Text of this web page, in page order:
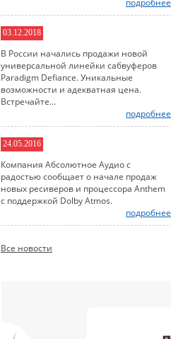
подробнее
03.12.2018
В России начались продажи новой
универсальной линейки сабвуферов
Paradigm Defiance. Уникальные
возможности и адекватная цена.
Встречайте...
подробнее
24.05.2016
Компания Абсолютное Аудио с
радостью сообщает о начале продаж
новых ресиверов и процессора Anthem
с поддержкой Dolby Atmos.
подробнее
Все новости